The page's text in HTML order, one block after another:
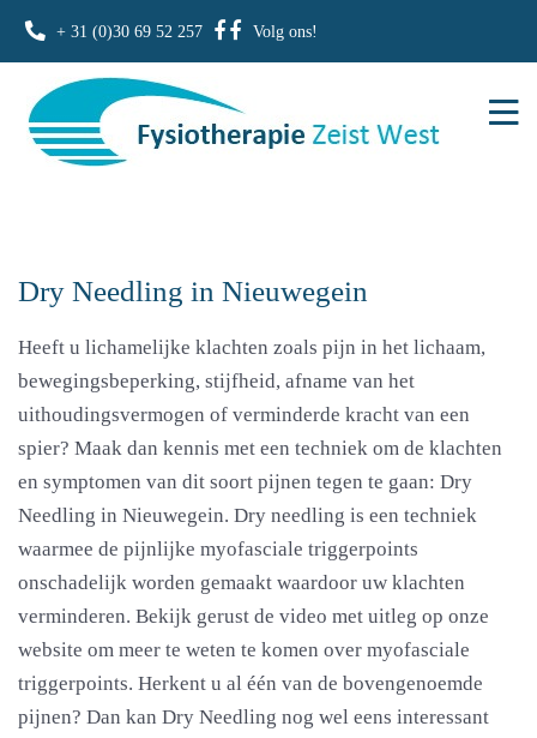
+ 31 (0)30 69 52 257 Volg ons!
Dry Needling in Nieuwegein
Heeft u lichamelijke klachten zoals pijn in het lichaam,
bewegingsbeperking, stijfheid, afname van het
uithoudingsvermogen of verminderde kracht van een
spier? Maak dan kennis met een techniek om de klachten
en symptomen van dit soort pijnen tegen te gaan: Dry
Needling in Nieuwegein. Dry needling is een techniek
waarmee de pijnlijke myofasciale triggerpoints
onschadelijk worden gemaakt waardoor uw klachten
verminderen. Bekijk gerust de video met uitleg op onze
website om meer te weten te komen over myofasciale
triggerpoints. Herkent u al één van de bovengenoemde
pijnen? Dan kan Dry Needling nog wel eens interessant